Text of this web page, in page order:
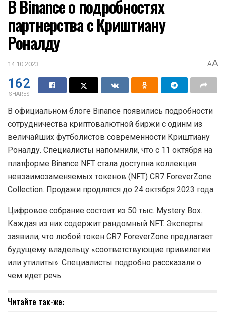
В Binance о подробностях
партнерства с Криштиану
Роналду
14.10.2023 AA
162
SHARES
В официальном блоге Binance появились подробности
сотрудничества криптовалютной биржи с одинм из
величайших футболистов современности Криштиану
Роналду. Специалисты напомнили, что с 11 октября на
платформе Binance NFT стала доступна коллекция
невзаимозаменяемых токенов (NFT) CR7 ForeverZone
Collection. Продажи продлятся до 24 октября 2023 года.
Цифровое собрание состоит из 50 тыс. Mystery Box.
Каждая из них содержит рандомный NFT. Эксперты
заявили, что любой токен CR7 ForeverZone предлагает
будущему владельцу «соответствующие привилегии
или утилиты». Специалисты подробно рассказали о
чем идет речь.
Читайте так-же: